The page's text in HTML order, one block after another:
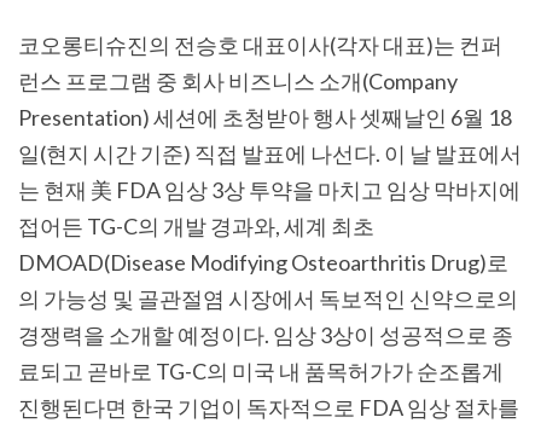
코오롱티슈진의 전승호 대표이사(각자 대표)는 컨퍼
런스 프로그램 중 회사 비즈니스 소개(Company
Presentation)세션에 초청받아 행사 셋째날인 6월 18
일(현지 시간 기준) 직접 발표에 나선다. 이 날 발표에서
는 현재 美 FDA임상3상 투약을 마치고 임상 막바지에
접어든 TG-C의 개발 경과와,세계 최초
DMOAD(Disease Modifying Osteoarthritis Drug)로
의 가능성 및 골관절염 시장에서 독보적인 신약으로의
경쟁력을 소개할 예정이다. 임상3상이 성공적으로 종
료되고 곧바로 TG-C의 미국 내 품목허가가 순조롭게
진행된다면 한국 기업이 독자적으로 FDA임상 절차를